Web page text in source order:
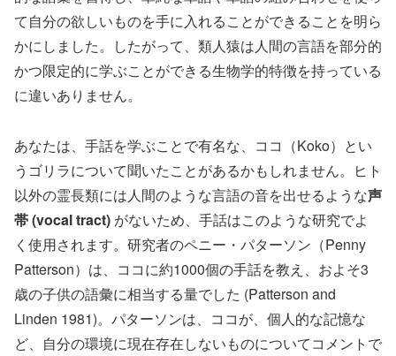
て自分の欲しいものを手に入れることができることを明ら
かにしました。したがって、類人猿は人間の言語を部分的
かつ限定的に学ぶことができる生物学的特徴を持っている
に違いありません。
あなたは、手話を学ぶことで有名な、ココ（Koko）とい
うゴリラについて聞いたことがあるかもしれません。ヒト
以外の霊長類には人間のような言語の音を出せるような声
帯 (vocal tract) がないため、手話はこのような研究でよ
く使用されます。研究者のペニー・パターソン（Penny
Patterson）は、ココに約1000個の手話を教え、およそ3
歳の子供の語彙に相当する量でした (Patterson and
Linden 1981)。パターソンは、ココが、個人的な記憶な
ど、自分の環境に現在存在しないものについてコメントで